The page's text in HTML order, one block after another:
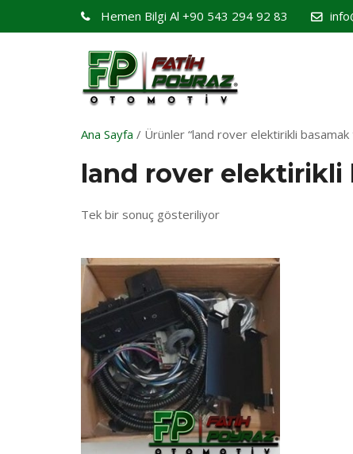
Hemen Bilgi Al +90 543 294 92 83
Ana Sayfa / Ürünler “land rover elektirikli
land rover elektirikli
Tek bir sonuç gösteriliyor